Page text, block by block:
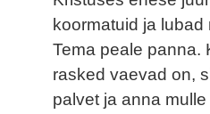
koormatuid ja lubad
Tema peale panna.
rasked vaevad on,
palvet ja anna